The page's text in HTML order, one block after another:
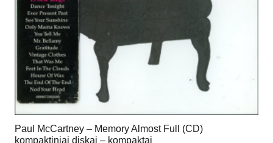
Paul McCartney – Memory Almost Full (CD)
kompaktiniai diskai – kompaktai